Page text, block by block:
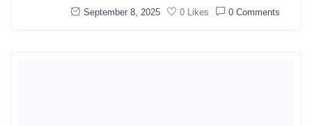
September 8, 2025 0 Likes 0 Comments